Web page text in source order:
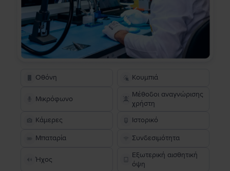
Οθόνη Κουμπιά
Μικρόφωνο
Μέθοδοι αναγνώρισης
χρήστη
Κάμερες
Ιστορικό
Μπαταρία Συνδεσιμότητα
Ήχος
Εξωτερική αισθητική
όψη